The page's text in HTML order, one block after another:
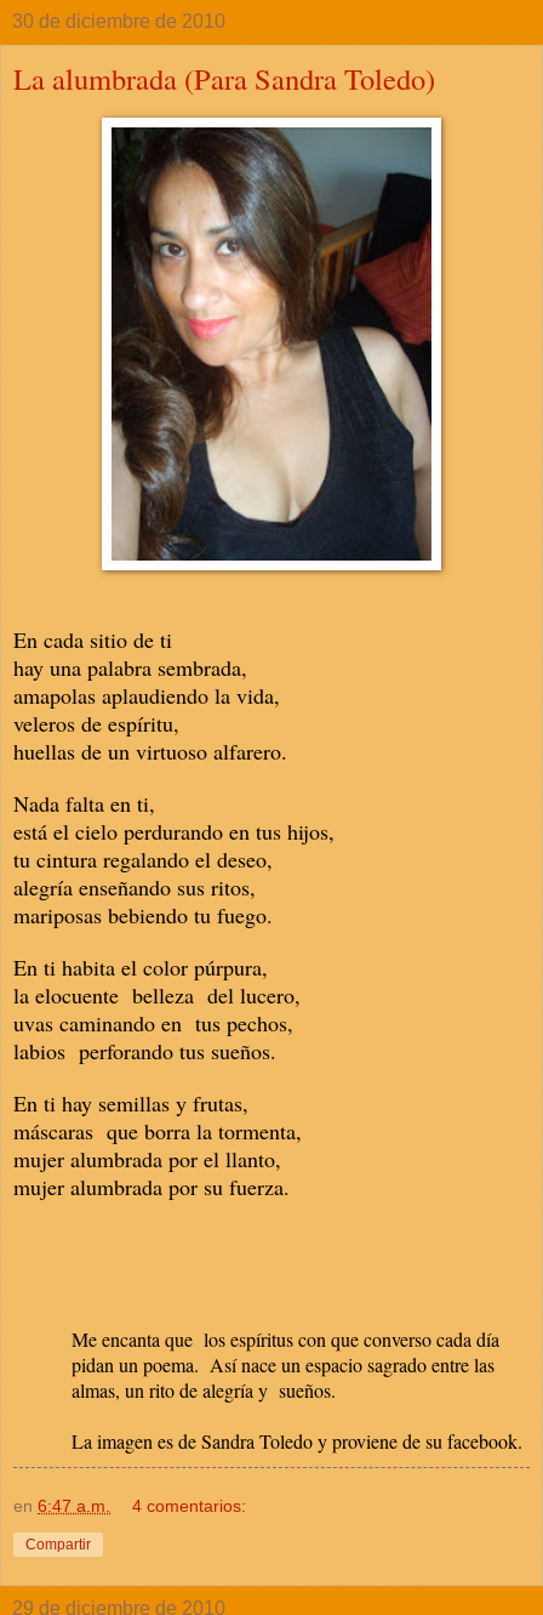
30 de diciembre de 2010
La alumbrada (Para Sandra Toledo)
En cada sitio de ti
hay una palabra sembrada,
amapolas aplaudiendo la vida,
veleros de espíritu,
huellas de un virtuoso alfarero.
Nada falta en ti,
está el cielo perdurando en tus hijos,
tu cintura regalando el deseo,
alegría enseñando sus ritos,
mariposas bebiendo tu fuego.
En ti habita el color púrpura,
la elocuente belleza del lucero,
uvas caminando en tus pechos,
labios perforando tus sueños.
En ti hay semillas y frutas,
máscaras que borra la tormenta,
mujer alumbrada por el llanto,
mujer alumbrada por su fuerza.
Me encanta que los espíritus con que converso cada día
pidan un poema. Así nace un espacio sagrado entre las
almas, un rito de alegría y sueños.
La imagen es de Sandra Toledo y proviene de su facebook.
en 6:47 a.m. 4 comentarios:
Compartir
29 de diciembre de 2010